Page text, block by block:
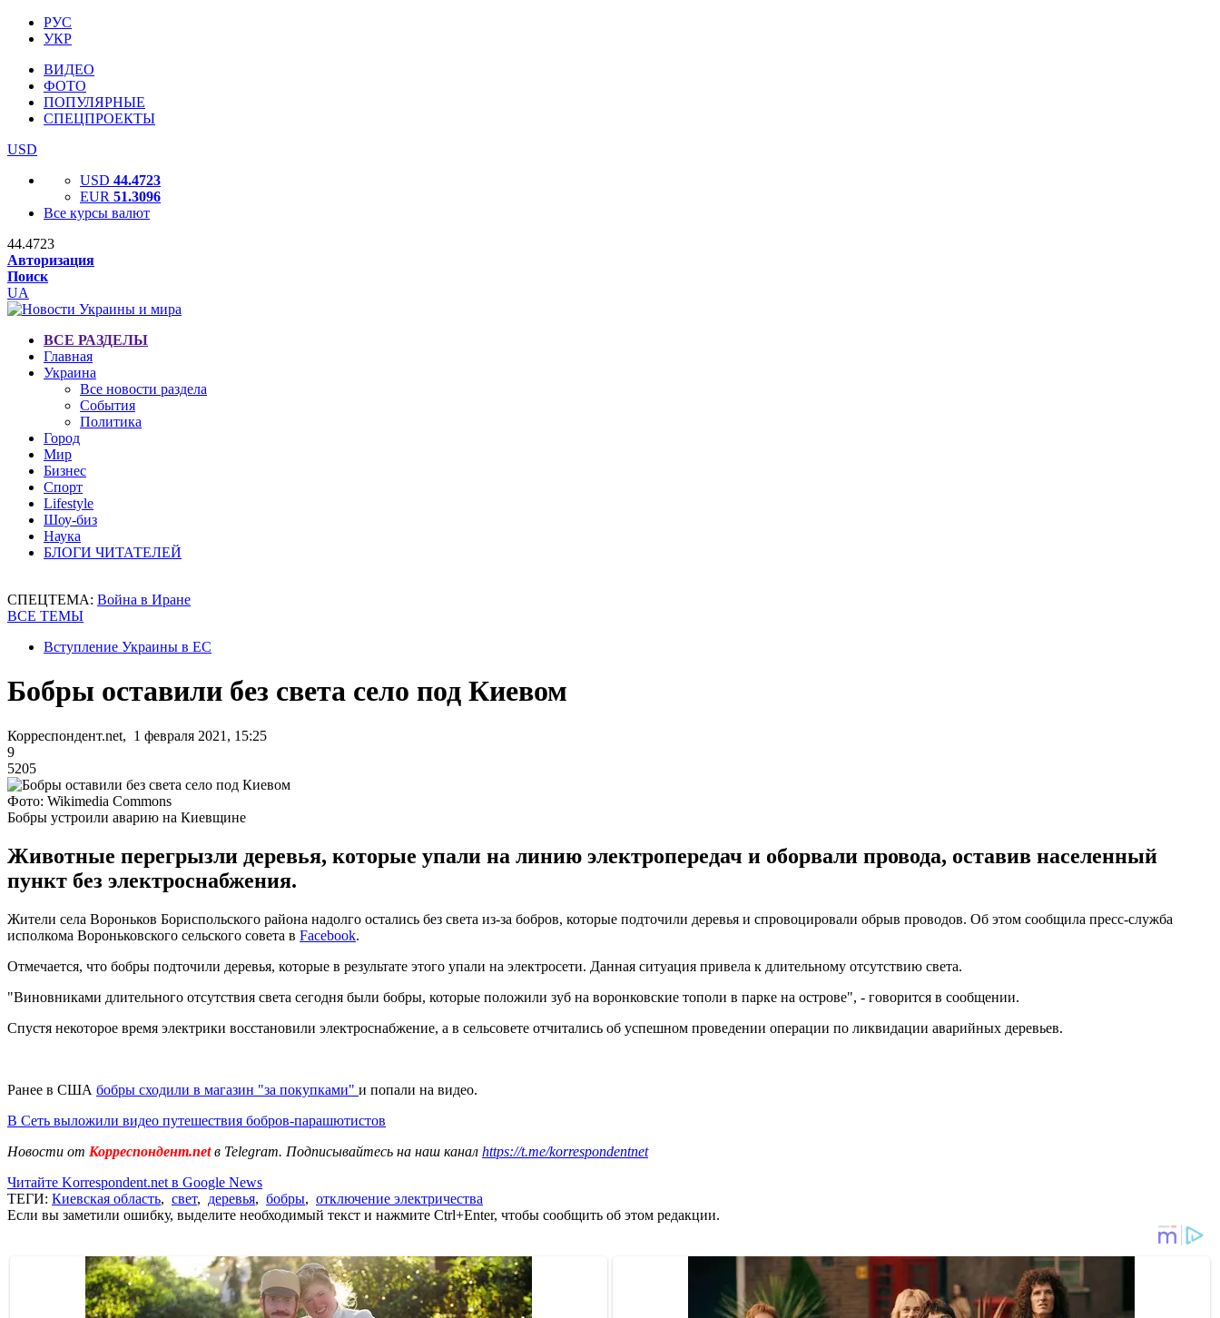
РУС
УКР
ВИДЕО
ФОТО
ПОПУЛЯРНЫЕ
СПЕЦПРОЕКТЫ
USD
USD 44.4723
EUR 51.3096
Все курсы валют
44.4723
Авторизация
Поиск
UA
ВСЕ РАЗДЕЛЫ
Главная
Украина
Все новости раздела
События
Политика
Город
Мир
Бизнес
Спорт
Lifestyle
Шоу-биз
Наука
БЛОГИ ЧИТАТЕЛЕЙ
СПЕЦТЕМА: Война в Иране
ВСЕ ТЕМЫ
Вступление Украины в ЕС
Бобры оставили без света село под Киевом
Корреспондент.net, 1 февраля 2021, 15:25
9
5205
Фото: Wikimedia Commons
Бобры устроили аварию на Киевщине
Животные перегрызли деревья, которые упали на линию электропередач и оборвали провода, оставив населенный
пункт без электроснабжения.
Жители села Вороньков Бориспольского района надолго остались без света из-за бобров, которые подточили деревья и спровоцировали обрыв проводов. Об этом сообщила пресс-служба
исполкома Вороньковского сельского совета в Facebook.
Отмечается, что бобры подточили деревья, которые в результате этого упали на электросети. Данная ситуация привела к длительному отсутствию света.
"Виновниками длительного отсутствия света сегодня были бобры, которые положили зуб на воронковские тополи в парке на острове", - говорится в сообщении.
Спустя некоторое время электрики восстановили электроснабжение, а в сельсовете отчитались об успешном проведении операции по ликвидации аварийных деревьев.
Ранее в США бобры сходили в магазин "за покупками" и попали на видео.
В Сеть выложили видео путешествия бобров-парашютистов
Новости от Корреспондент.netв Telegram. Подписывайтесь на наш канал https://t.me/korrespondentnet
Читайте Korrespondent.net в Google News
ТЕГИ: Киевская область, свет, деревья, бобры, отключение электричества
Если вы заметили ошибку, выделите необходимый текст и нажмите Ctrl+Enter, чтобы сообщить об этом редакции.